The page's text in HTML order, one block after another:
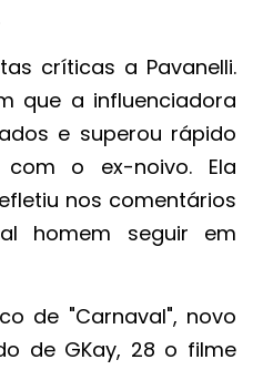
críticas a Pavanelli.
que a influenciadora
e superou rápido
o ex-noivo. Ela
nos comentários
homem seguir em
de "Carnaval", novo
de GKay, 28 o filme